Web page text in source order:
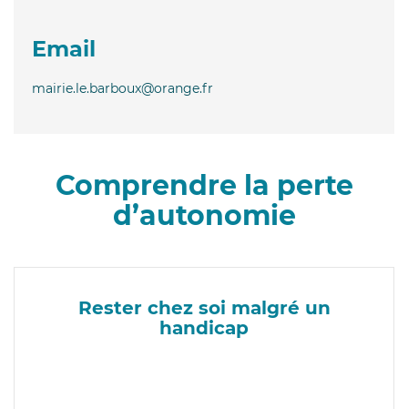
Email
mairie.le.barboux@orange.fr
Comprendre la perte
d’autonomie
Rester chez soi malgré un
handicap